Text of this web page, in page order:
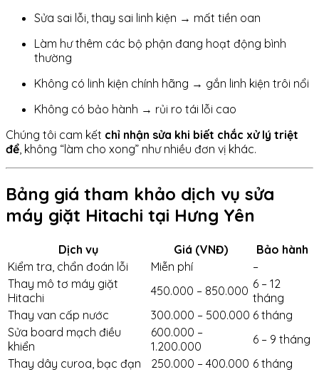
Sửa sai lỗi, thay sai linh kiện → mất tiền oan
Làm hư thêm các bộ phận đang hoạt động bình
thường
Không có linh kiện chính hãng → gắn linh kiện trôi nổi
Không có bảo hành → rủi ro tái lỗi cao
Chúng tôi cam kết chỉ nhận sửa khi biết chắc xử lý triệt
để , không “làm cho xong” như nhiều đơn vị khác.
Bảng giá tham khảo dịch vụ sửa
máy giặt Hitachi tại Hưng Yên
Dịch vụ Giá (VNĐ)
Bảo hành
Kiểm tra, chẩn đoán lỗi
Miễn phí
–
Thay mô tơ máy giặt
Hitachi
450.000 – 850.000 6 – 12
tháng
Thay van cấp nước
300.000 – 500.000 6 tháng
Sửa board mạch điều
khiển
600.000 –
1.200.000
6 – 9 tháng
Thay dây curoa, bạc đạn
250.000 – 400.000 6 tháng